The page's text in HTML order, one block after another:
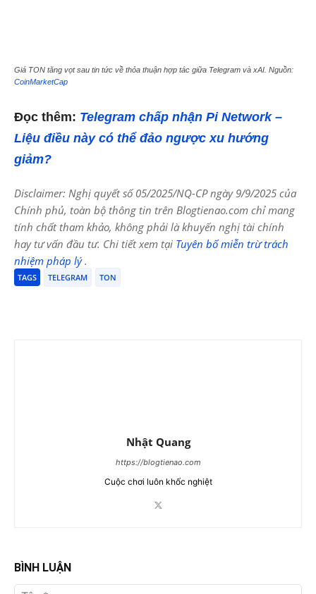
Giá TON tăng vọt sau tin tức về thỏa thuận hợp tác giữa Telegram và xAI. Nguồn:
CoinMarketCap
Đọc thêm: Telegram chấp nhận Pi Network –
Liệu điều này có thể đảo ngược xu hướng
giảm?
Disclaimer: Nghị quyết số 05/2025/NQ-CP ngày 9/9/2025 của
Chính phủ, toàn bộ thông tin trên Blogtienao.com chỉ mang
tính chất tham khảo, không phải là khuyến nghị tài chính
hay tư vấn đầu tư. Chi tiết xem tại Tuyên bố miễn trừ trách
nhiệm pháp lý.
TAGS TELEGRAM TON
Nhật Quang
https://blogtienao.com
Cuộc chơi luôn khốc nghiệt
BÌNH LUẬN